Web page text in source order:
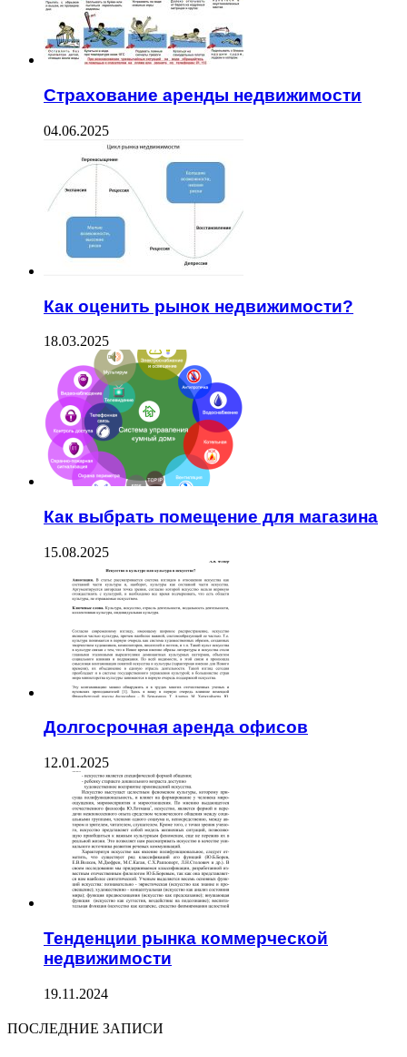
Страхование аренды недвижимости
04.06.2025
Как оценить рынок недвижимости?
18.03.2025
Как выбрать помещение для магазина
15.08.2025
Долгосрочная аренда офисов
12.01.2025
Тенденции рынка коммерческой
недвижимости
19.11.2024
ПОСЛЕДНИЕ ЗАПИСИ